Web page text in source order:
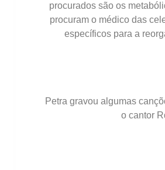
procurados são os
procuram o médico das
específicos para a
Petra gravou algumas
o cantor